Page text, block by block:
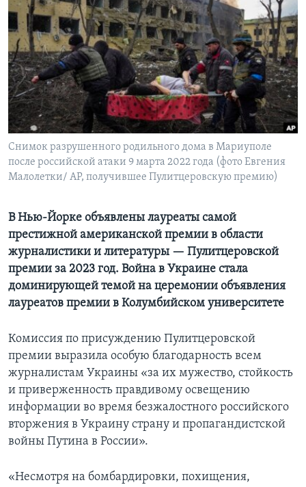
Learning English
СОЦИАЛЬНЫЕ СЕТИ
Языки
Снимок разрушенного родильного дома в Мариуполе
после российской атаки 9 марта 2022 года (фото Евгения
Малолетки/ AP, получившее Пулитцеровскую премию)
В Нью-Йорке объявлены лауреаты самой
престижной американской премии в области
журналистики и литературы — Пулитцеровской
премии за 2023 год. Война в Украине стала
доминирующей темой на церемонии объявления
лауреатов премии в Колумбийском университете
Комиссия по присуждению Пулитцеровской
премии выразила особую благодарность всем
журналистам Украины «за их мужество, стойкость
и приверженность правдивому освещению
информации во время безжалостного российского
вторжения в Украину страну и пропагандистской
войны Путина в России».
«Несмотря на бомбардировки, похищения,